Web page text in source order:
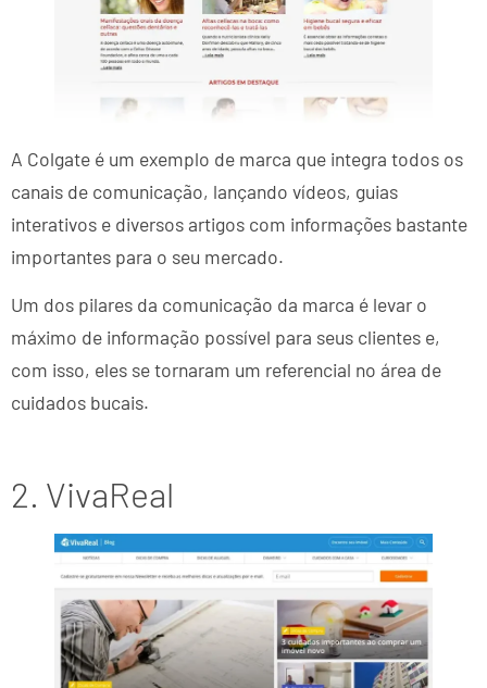
A Colgate é um exemplo de marca que integra todos os
canais de comunicação, lançando vídeos, guias
interativos e diversos artigos com informações bastante
importantes para o seu mercado.
Um dos pilares da comunicação da marca é levar o
máximo de informação possível para seus clientes e,
com isso, eles se tornaram um referencial no área de
cuidados bucais.
2. VivaReal